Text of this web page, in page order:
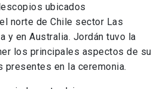
ubicados
norte de Chile sector Las
y en Australia. Jordán tuvo la
los principales aspectos de su
presentes en la ceremonia.